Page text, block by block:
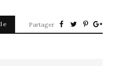
Partager